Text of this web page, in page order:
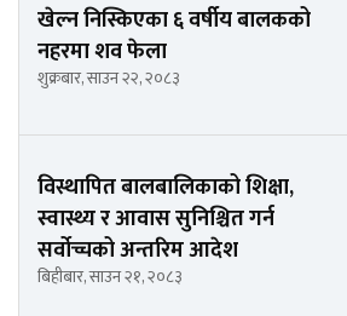
खेल्न निस्किएका ६ वर्षीय बालकको
नहरमा शव फेला
शुक्रबार, साउन २२, २०८३
विस्थापित बालबालिकाको शिक्षा,
स्वास्थ्य र आवास सुनिश्चित गर्न
सर्वोच्चको अन्तरिम आदेश
बिहीबार, साउन २१, २०८३